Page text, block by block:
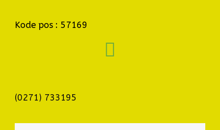
Kode pos : 57169
(0271) 733195